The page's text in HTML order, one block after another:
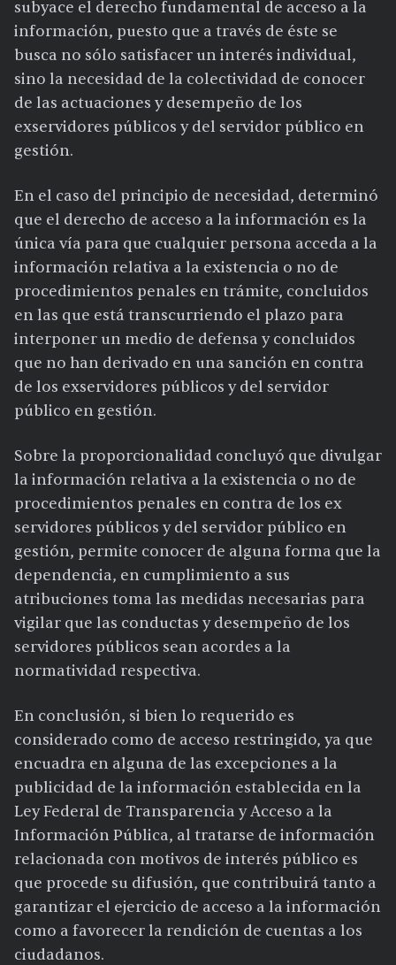
subyace el derecho fundamental de acceso a la
información, puesto que a través de éste se
busca no sólo satisfacer un interés individual,
sino la necesidad de la colectividad de conocer
de las actuaciones y desempeño de los
exservidores públicos y del servidor público en
gestión.
En el caso del principio de necesidad, determinó
que el derecho de acceso a la información es la
única vía para que cualquier persona acceda a la
información relativa a la existencia o no de
procedimientos penales en trámite, concluidos
en las que está transcurriendo el plazo para
interponer un medio de defensa y concluidos
que no han derivado en una sanción en contra
de los exservidores públicos y del servidor
público en gestión.
Sobre la proporcionalidad concluyó que divulgar
la información relativa a la existencia o no de
procedimientos penales en contra de los ex
servidores públicos y del servidor público en
gestión, permite conocer de alguna forma que la
dependencia, en cumplimiento a sus
atribuciones toma las medidas necesarias para
vigilar que las conductas y desempeño de los
servidores públicos sean acordes a la
normatividad respectiva.
En conclusión, si bien lo requerido es
considerado como de acceso restringido, ya que
encuadra en alguna de las excepciones a la
publicidad de la información establecida en la
Ley Federal de Transparencia y Acceso a la
Información Pública, al tratarse de información
relacionada con motivos de interés público es
que procede su difusión, que contribuirá tanto a
garantizar el ejercicio de acceso a la información
como a favorecer la rendición de cuentas a los
ciudadanos.